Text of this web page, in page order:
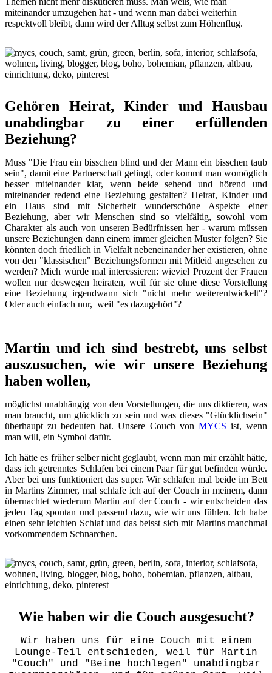
miteinander umzugehen hat - und wenn man dabei weiterhin
respektvoll bleibt, dann wird der Alltag selbst zum Höhenflug.
Gehören Heirat, Kinder und Hausbau
unabdingbar zu einer erfüllenden
Beziehung?
Muss "Die Frau ein bisschen blind und der Mann ein bisschen taub
sein", damit eine Partnerschaft gelingt, oder kommt man womöglich
besser miteinander klar, wenn beide sehend und hörend und
miteinander redend eine Beziehung gestalten? Heirat, Kinder und
ein Haus sind mit Sicherheit wunderschöne Aspekte einer
Beziehung, aber wir Menschen sind so vielfältig, sowohl vom
Charakter als auch von unseren Bedürfnissen her - warum müssen
unsere Beziehungen dann einem immer gleichen Muster folgen? Sie
könnten doch friedlich in Vielfalt nebeneinander her existieren, ohne
von den "klassischen" Beziehungsformen mit Mitleid angesehen zu
werden? Mich würde mal interessieren: wieviel Prozent der Frauen
wollen nur deswegen heiraten, weil für sie ohne diese Vorstellung
eine Beziehung irgendwann sich "nicht mehr weiterentwickelt"?
Oder auch einfach nur, weil "es dazugehört"?
Martin und ich sind bestrebt, uns selbst
auszusuchen, wie wir unsere Beziehung
haben wollen,
möglichst unabhängig von den Vorstellungen, die uns diktieren, was
man braucht, um glücklich zu sein und was dieses "Glücklichsein"
überhaupt zu bedeuten hat. Unsere Couch von MYCS ist, wenn
man will, ein Symbol dafür.
Ich hätte es früher selber nicht geglaubt, wenn man mir erzählt hätte,
dass ich getrenntes Schlafen bei einem Paar für gut befinden würde.
Aber bei uns funktioniert das super. Wir schlafen mal beide im Bett
in Martins Zimmer, mal schlafe ich auf der Couch in meinem, dann
übernachtet wiederum Martin auf der Couch - wir entscheiden das
jeden Tag spontan und passend dazu, wie wir uns fühlen. Ich habe
einen sehr leichten Schlaf und das beisst sich mit Martins manchmal
vorkommendem Schnarchen.
Wie haben wir die Couch ausgesucht?
Wir haben uns für eine Couch mit einem
Lounge-Teil entschieden, weil für Martin
"Couch" und "Beine hochlegen" unabdingbar